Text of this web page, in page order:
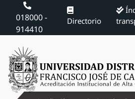
018000 -
914410
Directorio